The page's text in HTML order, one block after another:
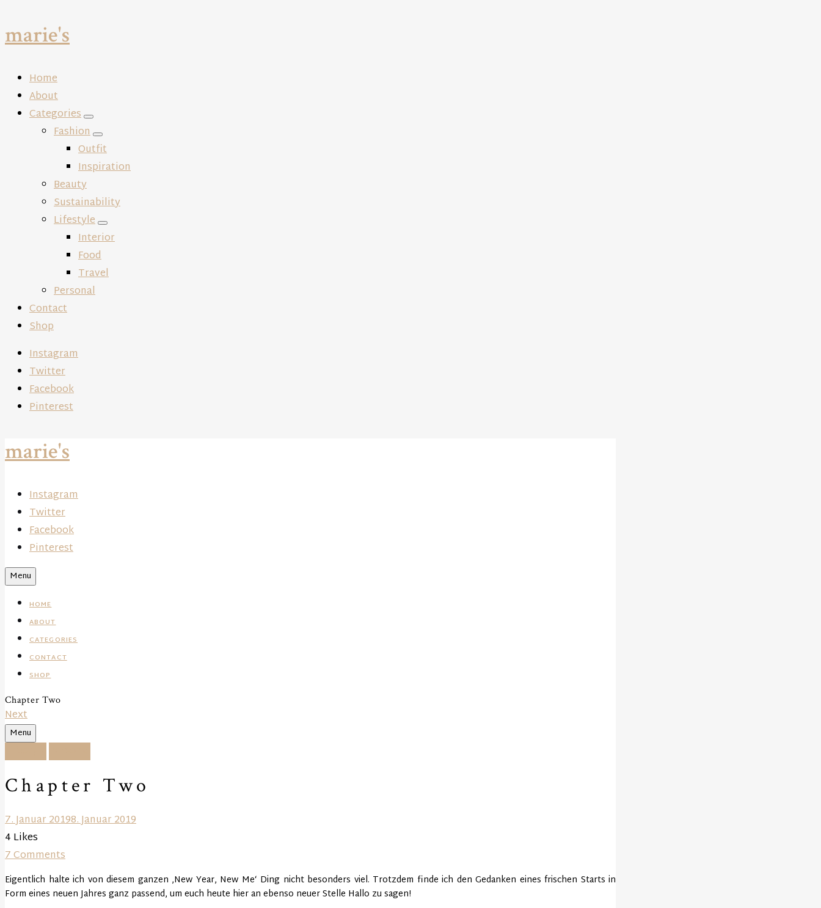
Close
marie's
Home
About
Categories expand
child
menu
Fashion expand
child
menu
Outfit
Inspiration
Beauty
Sustainability
Lifestyle expand
child
Interior
Food
Travel
Personal
Contact
Shop
Instagram
Twitter
Facebook
Pinterest
marie's
Instagram
Twitter
Facebook
Pinterest
Search
Menu
HOME
ABOUT
CATEGORIES
CONTACT
SHOP
Chapter Two
Next
Search
Menu
Chapter Two
7. Januar 20198. Januar 2019
4 Likes
7 Comments
Eigentlich halte ich von diesem ganzen ‚New Year, New Me‘ Ding nicht besonders viel. Trotzdem finde ich den Gedanken eines frischen Starts in
Form eines neuen Jahres ganz passend, um euch heute hier an ebenso neuer Stelle Hallo zu sagen!